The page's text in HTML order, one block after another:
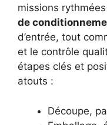
missions
de
d’entrée, tout
et le contrôle
étapes clés et
atouts :
Découpe,